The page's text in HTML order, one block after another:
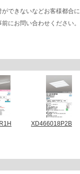
できないなどお客様都合
にお問い合わせください。
XD466018P2B